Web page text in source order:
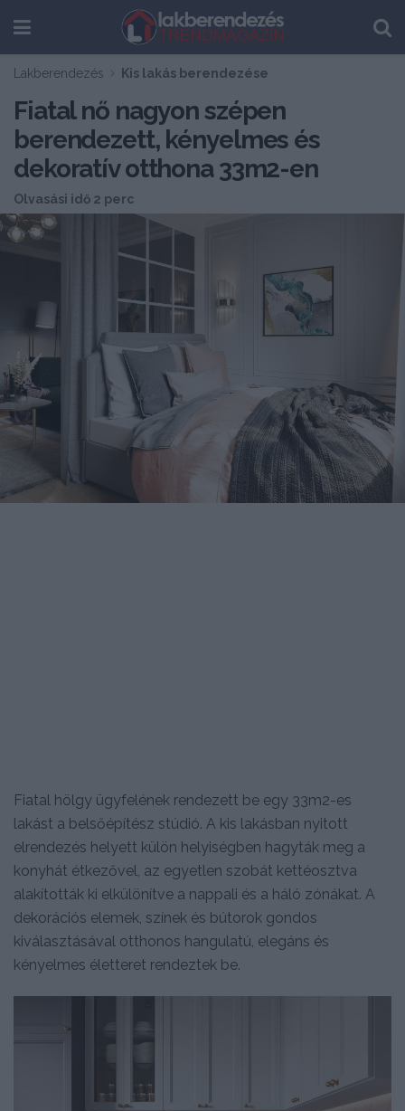
Lakberendezés Kis lakás berendezése
Fiatal nő nagyon szépen
berendezett, kényelmes és
dekoratív otthona 33m2-en
Olvasási idő 2 perc
Fiatal hölgy ügyfelének rendezett be egy 33m2-es
lakást a belsőépítész stúdió. A kis lakásban nyitott
elrendezés helyett külön helyiségben hagyták meg a
konyhát étkezővel, az egyetlen szobát kettéosztva
alakították ki elkülönítve a nappali és a háló zónákat. A
dekorációs elemek, színek és bútorok gondos
kiválasztásával otthonos hangulatú, elegáns és
kényelmes életteret rendeztek be.